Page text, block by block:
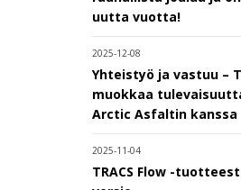
uutta vuotta!
2025-12-08
Yhteistyö ja vastuu –
muokkaa
Arctic Asfaltin kanssa
2025-11-04
TRACS Flow -